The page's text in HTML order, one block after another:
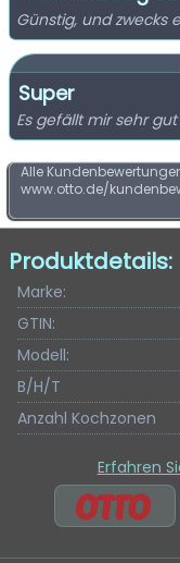
Günstig, und zwecks
Super
Es gefällt mir sehr
Alle
www.otto.de/
Produktdetails:
Marke:
GTIN:
Modell:
B/H/T
Anzahl Kochzonen
Erfahren